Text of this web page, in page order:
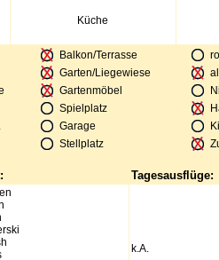
Küche
Balkon/Terrasse
Garten/Liegewiese
Gartenmöbel
Spielplatz
Garage
Stellplatz
Tagesausflüge:
k.A.